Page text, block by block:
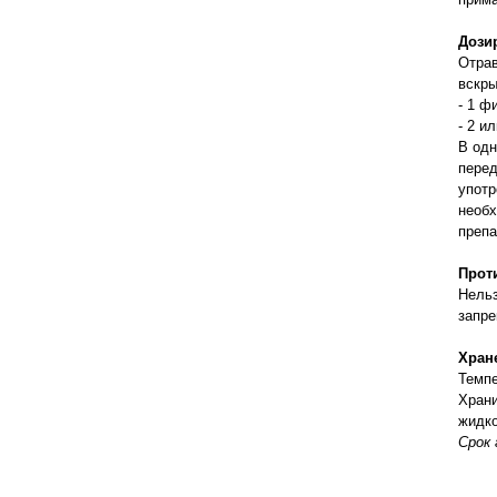
- 1
- 2
В
Срок